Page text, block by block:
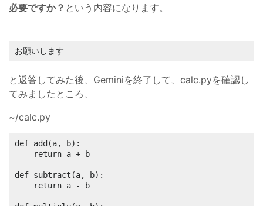
必要ですか？ という内容になります。
お願いします
と返答してみた後、Geminiを終了して、calc.pyを確認し
てみましたところ、
~/calc.py
def add(a, b):
    return a + b
def subtract(a, b):
    return a - b